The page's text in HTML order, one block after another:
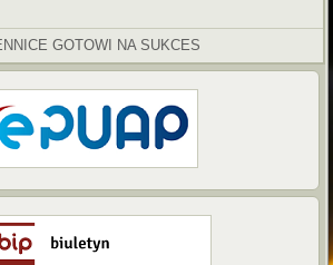
GOTOWI NA SUKCES